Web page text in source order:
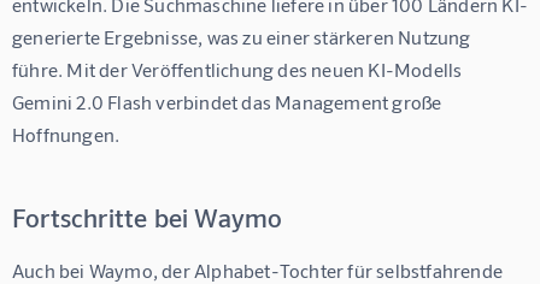
entwickeln. Die Suchmaschine liefere in über 100 Ländern KI-
generierte Ergebnisse, was zu einer stärkeren Nutzung
führe. Mit der Veröffentlichung des neuen KI-Modells
Gemini 2.0 Flash verbindet das Management große
Hoffnungen.
Fortschritte bei Waymo
Auch bei Waymo, der Alphabet-Tochter für selbstfahrende